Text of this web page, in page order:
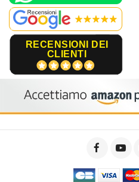
RECENSIONI DEI
CLIENTI